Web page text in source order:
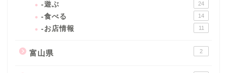
-遊ぶ 24
-食べる 14
-お店情報 11
富山県 2